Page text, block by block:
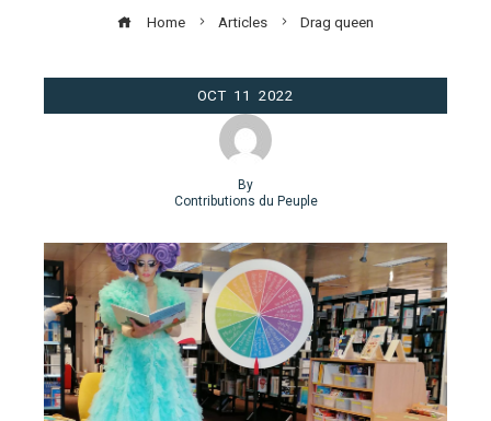
Home Articles Drag queen
OCT 11 2022
By
Contributions du Peuple